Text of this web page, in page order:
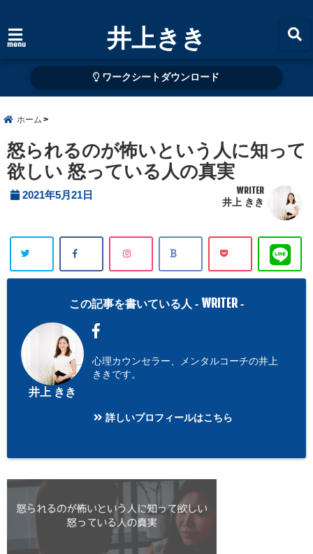
menu 井上きき
ワークシートダウンロード
ホーム
怒られるのが怖いという人に知って
欲しい 怒っている人の真実
2021年5月21日 WRITER
井上 きき
この記事を書いている人 - WRITER -
井上 きき
心理カウンセラー、メンタルコーチの井上
ききです。
詳しいプロフィールはこちら